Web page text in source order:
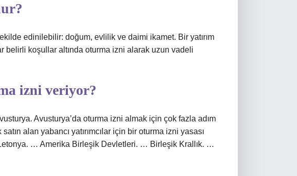
edinilebilir: doğum, evlilik ve daimi ikamet. Bir yatırım
belirli koşullar altında oturma izni alarak uzun vadeli
izni veriyor?
Avusturya’da oturma izni almak için çok fazla adım
alan yabancı yatırımcılar için bir oturma izni yasası
… Amerika Birleşik Devletleri. … Birleşik Krallık. …